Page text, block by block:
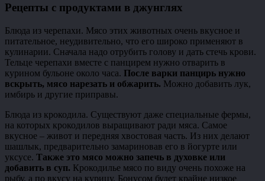
Рецепты с продуктами в джунглях
Блюда из черепахи. Мясо этих животных очень вкусное и
питательное, неудивительно, что его широко применяют в
кулинарии. Сначала надо отрубить голову и дать стечь крови.
Тельце черепахи вместе с панцирем нужно отварить в
курином бульоне около часа. После варки панцирь нужно
вскрыть, мясо нарезать и обжарить. Можно добавить лук,
имбирь и другие приправы.
Блюда из крокодила. Существуют даже специальные фермы,
на которых крокодилов выращивают ради мяса. Самое
вкусное – живот и передняя хвостовая часть. Из них делают
шашлык, предварительно замариновав его в йогурте или
уксусе. Также это мясо можно запечь в духовке или
добавить в суп. Крокодилье мясо по виду очень похоже на
рыбу, а по вкусу на курицу. Бонусом будет крайне низкое